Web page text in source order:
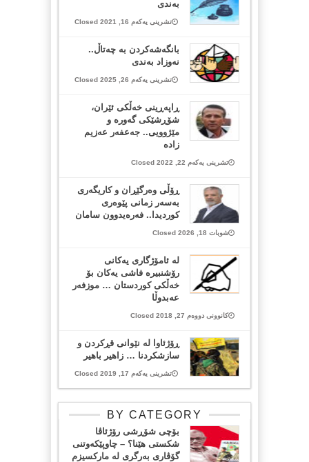
بەندی
تشرینی یەکەم 16, 2021 Closed
بانگەشەکردن بە چەتاڵ..
نەوزاد بەندی
تشرینی یەکەم 26, 2025 Closed
ڕاپەڕینی خەڵکی ئێران،
شۆڕشێکی گەورە و
مێژوویی.. جەعفەر عەزیم
زادە
تشرینی یەکەم 22, 2022 Closed
ڕۆڵی وەرگێڕان و کاریگەری
بەسەر زمانی پێوەری
کوردیدا.. فەرەیدوون سامان
شوبات 18, 2026 Closed
لە ئامۆژگاری یەکانی
رۆشنبیرە فاشی یەکان بۆ
خەڵکی کوردستان … موزفەر
عەبدوڵا
کانوونی دووەم 27, 2018 Closed
ڕۆژئاوا لە نێوانی قڕکردن و
سازشکردنا … زاهیر باهیر
تشرینی یەکەم 17, 2019 Closed
BY CATEGORY
بۆچی شۆڕشی رۆژئاڤا
شکستی هێنا؟ – چاوپێکەوتنی
گۆڤاری بەرگری لە مارکسیزم